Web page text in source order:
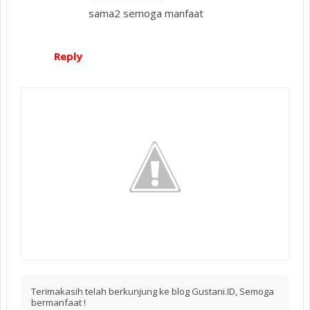
sama2 semoga manfaat
Reply
Terimakasih telah berkunjung ke blog Gustani.ID, Semoga
bermanfaat !